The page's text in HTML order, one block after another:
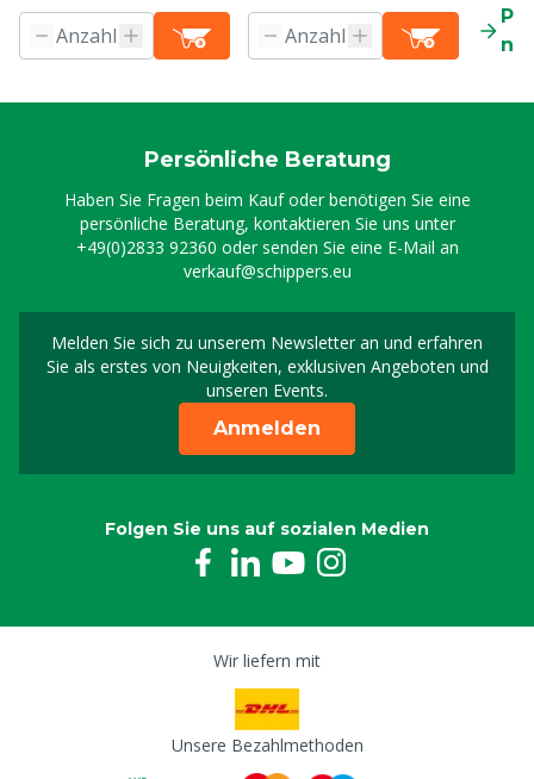
Persönliche Beratung
Haben Sie Fragen beim Kauf oder benötigen Sie eine
persönliche Beratung, kontaktieren Sie uns unter
+49(0)2833 92360 oder senden Sie eine E-Mail an
verkauf@schippers.eu
Melden Sie sich zu unserem Newsletter an und erfahren
Sie als erstes von Neuigkeiten, exklusiven Angeboten und
unseren Events.
Melden Sie sich für
Anmelden
Folgen Sie uns auf sozialen Medien
Wir liefern mit
Unsere Bezahlmethoden